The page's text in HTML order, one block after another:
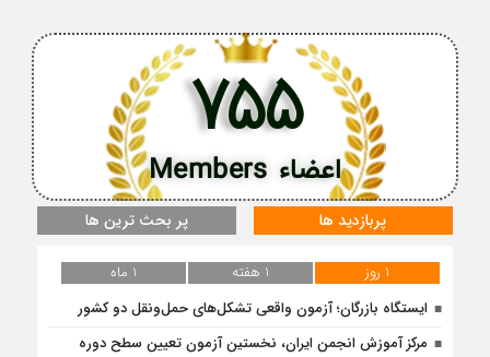
اعضاء Members
755
پربازدید ها پر بحث ترین ها
1 روز 1 هفته
1 ماه
ایستگاه بازرگان؛ آزمون واقعی تشکل‌‌های حمل‌ونقل دو کشور
مرکز آموزش انجمن ایران، نخستین آزمون تعیین سطح دوره